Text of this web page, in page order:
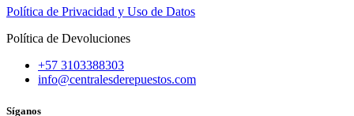
Política de Privacidad y Uso de Datos
Política de Devoluciones
+57 3103388303
info@centralesderepuestos.com
Síganos